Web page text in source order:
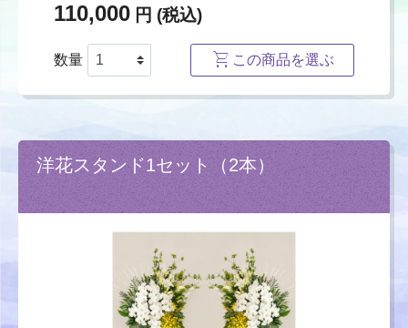
110,000 円 (税込)
数量 この商品を選ぶ
洋花スタンド1セット（2本）